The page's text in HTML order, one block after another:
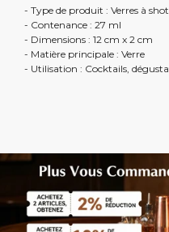
- Type de produit : Verres à shot
- Contenance : 27 ml
- Dimensions : 12 cm x 2 cm
- Matière principale : Verre
- Utilisation : Cocktails,